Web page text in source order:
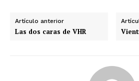
Artículo anterior
Las dos caras de VHR